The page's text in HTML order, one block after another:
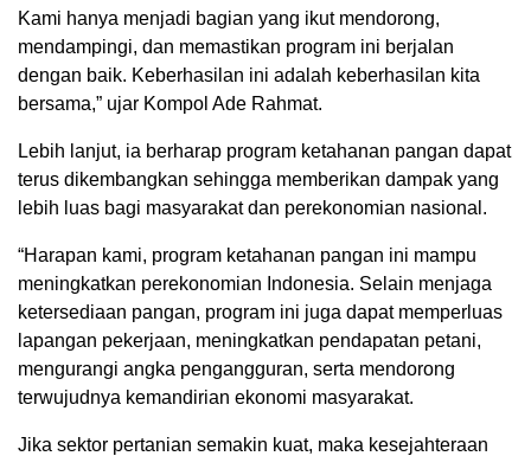
Kami hanya menjadi bagian yang ikut mendorong,
mendampingi, dan memastikan program ini berjalan
dengan baik. Keberhasilan ini adalah keberhasilan kita
bersama,” ujar Kompol Ade Rahmat.
Lebih lanjut, ia berharap program ketahanan pangan dapat
terus dikembangkan sehingga memberikan dampak yang
lebih luas bagi masyarakat dan perekonomian nasional.
“Harapan kami, program ketahanan pangan ini mampu
meningkatkan perekonomian Indonesia. Selain menjaga
ketersediaan pangan, program ini juga dapat memperluas
lapangan pekerjaan, meningkatkan pendapatan petani,
mengurangi angka pengangguran, serta mendorong
terwujudnya kemandirian ekonomi masyarakat.
Jika sektor pertanian semakin kuat, maka kesejahteraan